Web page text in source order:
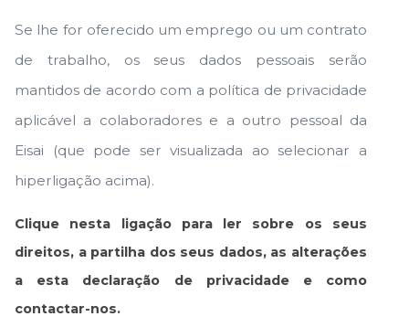
Se lhe for oferecido um emprego ou um contrato
de trabalho, os seus dados pessoais serão
mantidos de acordo com a política de privacidade
aplicável a colaboradores e a outro pessoal da
Eisai (que pode ser visualizada ao selecionar a
hiperligação acima).
Clique nesta ligação para ler sobre os seus
direitos, a partilha dos seus dados, as alterações
a esta declaração de privacidade e como
contactar-nos.